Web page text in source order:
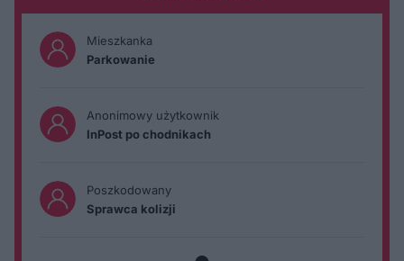
Mieszkanka
Parkowanie
Anonimowy użytkownik
InPost po chodnikach
Poszkodowany
Sprawca kolizji